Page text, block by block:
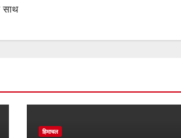
साथ
हिमाचल